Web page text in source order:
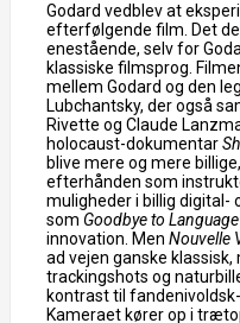
Godard vedblev at
efterfølgende film. Det
enestående, selv for
klassiske filmsprog.
mellem Godard og den
Lubchantsky, der også
Rivette og Claude
holocaust-dokumentar
blive mere og mere
efterhånden som
muligheder i billig digital-
som Goodbye to Language
innovation. Men Nouvelle
ad vejen ganske
trackingshots og
kontrast til
Kameraet kører op i